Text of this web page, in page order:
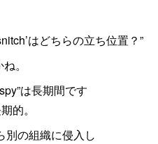
はどちらの立ち位置？”
。
は長期間です
的。
別の組織に侵入し